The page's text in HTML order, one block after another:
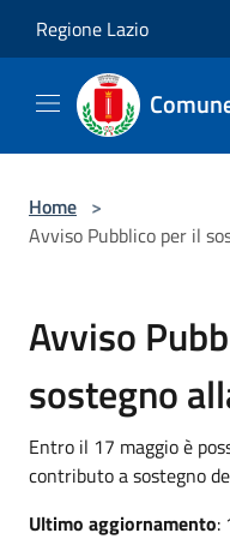
Regione Lazio
Home >
Avviso Pubblico per il
Avviso
sostegno
Entro il 17 maggio è
contributo a sostegno
Ultimo aggiornamento: